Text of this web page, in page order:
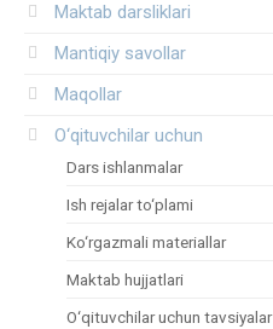
Maktab darsliklari
Mantiqiy savollar
Maqollar
O‘qituvchilar uchun
Dars ishlanmalar
Ish rejalar to‘plami
Ko‘rgazmali materiallar
Maktab hujjatlari
O‘qituvchilar uchun tavsiyalar